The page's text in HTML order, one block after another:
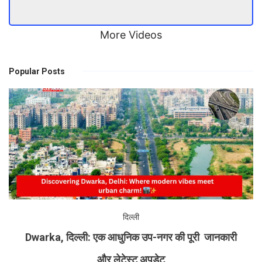
More Videos
Popular Posts
दिल्ली
Dwarka, दिल्ली: एक आधुनिक उप-नगर की पूरी जानकारी
और लेटेस्ट अपडेट